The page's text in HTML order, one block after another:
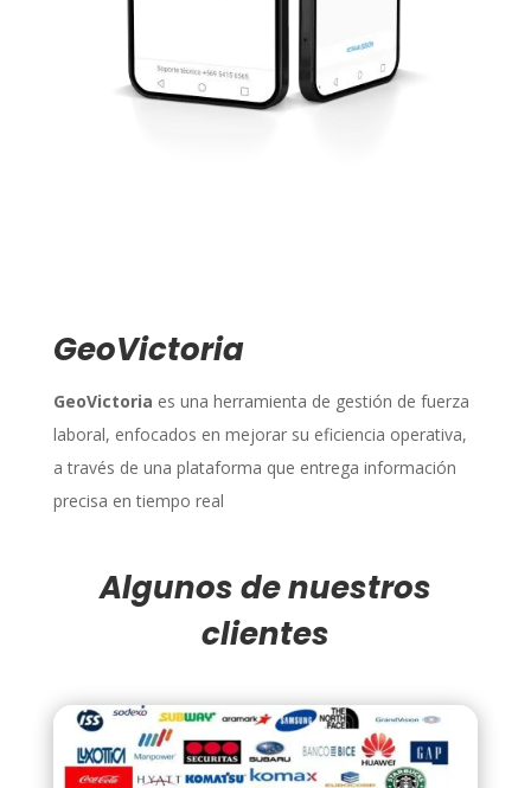
GeoVictoria
GeoVictoria es una herramienta de gestión de fuerza
laboral, enfocados en mejorar su eficiencia operativa,
a través de una plataforma que entrega información
precisa en tiempo real
Algunos de nuestros
clientes